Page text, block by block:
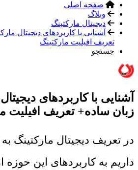
صفحه اصلی
وبلاگ
دیجیتال مارکتینگ
آشنایی با کاربردهای دیجیتال
تعریف افیلیت مارکتینگ
جستجو
آشنایی با کاربردهای
زبان ساده+ تعریف افیلیت
در تعریف دیجیتال مارکتینگ
داریم به کاربردهای این حوزه